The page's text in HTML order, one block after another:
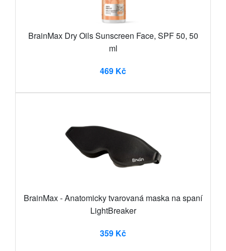
BrainMax Dry Oils Sunscreen Face, SPF 50, 50
ml
469 Kč
BrainMax - Anatomicky tvarovaná maska na spaní
LightBreaker
359 Kč